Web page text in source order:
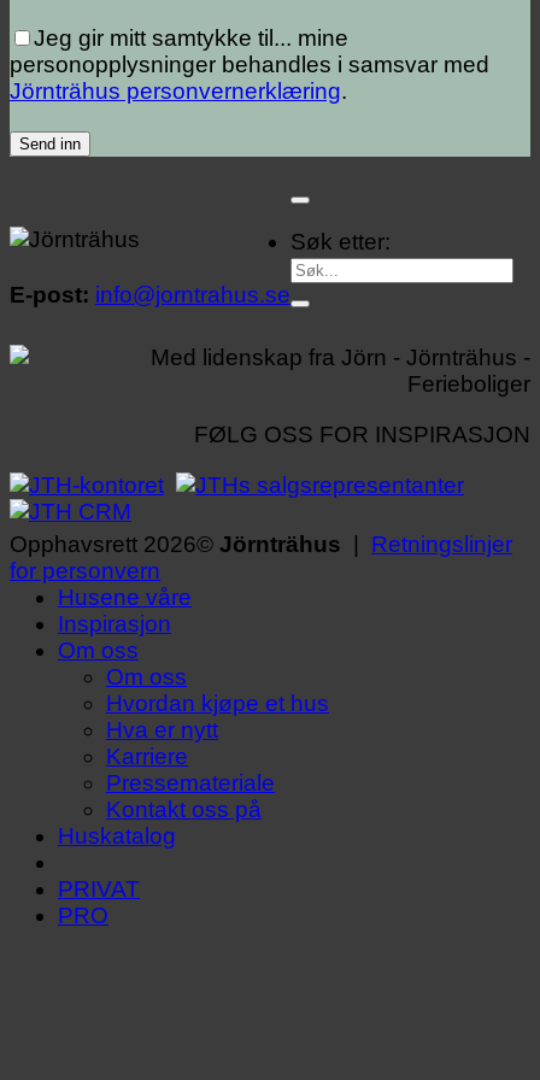
Jeg gir mitt samtykke til... mine
personopplysninger behandles i samsvar med
Jörnträhus personvernerklæring.
E-post: info@jorntrahus.se
FØLG OSS FOR INSPIRASJON
Opphavsrett 2026© Jörnträhus
Retningslinjer
for personvern
Søk etter:
Husene våre
Inspirasjon
Om oss
Om oss
Hvordan kjøpe et hus
Hva er nytt
Karriere
Pressemateriale
Kontakt oss på
Huskatalog
PRIVAT
PRO